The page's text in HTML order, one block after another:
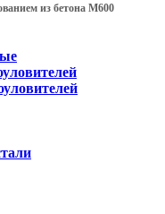
из бетона М600